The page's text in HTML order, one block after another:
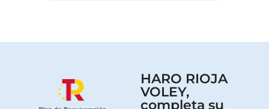
HARO RIOJA
VOLEY,
completa su